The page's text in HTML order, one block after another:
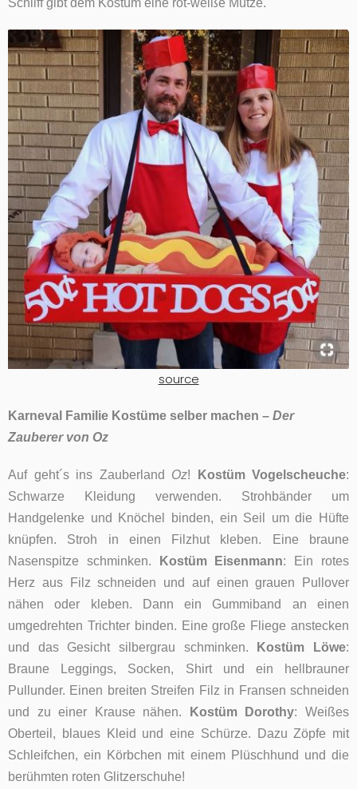
Schliff gibt dem Kostüm eine rot-weiße Mütze.
source
Karneval Familie Kostüme selber machen – Der
Zauberer von Oz
Auf geht´s ins Zauberland Oz! Kostüm Vogelscheuche:
Schwarze Kleidung verwenden. Strohbänder um
Handgelenke und Knöchel binden, ein Seil um die Hüfte
knüpfen. Stroh in einen Filzhut kleben. Eine braune
Nasenspitze schminken.
Kostüm Eisenmann: Ein rotes
Herz aus Filz schneiden und auf einen grauen Pullover
nähen oder kleben. Dann ein Gummiband an einen
umgedrehten Trichter binden. Eine große Fliege anstecken
und das Gesicht silbergrau schminken.
Kostüm Löwe:
Braune Leggings, Socken, Shirt und ein hellbrauner
Pullunder. Einen breiten Streifen Filz in Fransen schneiden
und zu einer Krause nähen.
Kostüm Dorothy: Weißes
Oberteil, blaues Kleid und eine Schürze. Dazu Zöpfe mit
Schleifchen, ein Körbchen mit einem Plüschhund und die
berühmten roten Glitzerschuhe!